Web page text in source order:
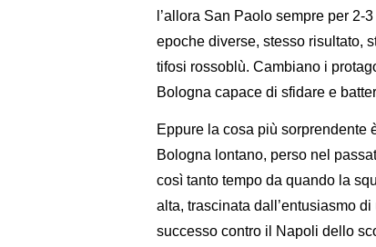
l’allora San Paolo sempre per
epoche diverse, stesso risultato,
tifosi rossoblù. Cambiano i
Bologna capace di sfidare e
Eppure la cosa più sorprendente
Bologna lontano, perso nel
così tanto tempo da quando la
alta, trascinata dall’entusiasmo
successo contro il Napoli dello